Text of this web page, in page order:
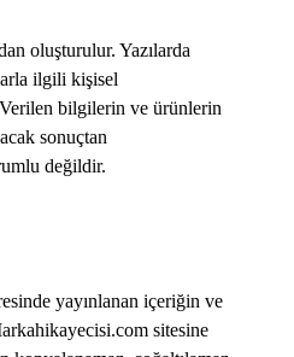
oluşturulur. Yazılarda
ilgili kişisel
bilgilerin ve ürünlerin
sonuçtan
değildir.
yayınlanan içeriğin ve
sitesine